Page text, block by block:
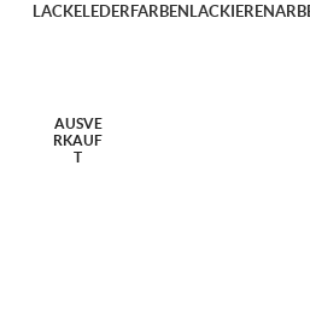
LACKELEDERFARBENLACKIEREN
AUSVE
RKAUF
T